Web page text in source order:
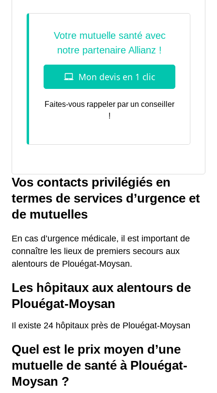
Faites-vous rappeler par un conseiller
!
Vos contacts privilégiés en
termes de services d’urgence et
de mutuelles
En cas d’urgence médicale, il est important de
connaître les lieux de premiers secours aux
alentours de Plouégat-Moysan.
Les hôpitaux aux alentours de
Plouégat-Moysan
Il existe 24 hôpitaux près de Plouégat-Moysan
Quel est le prix moyen d’une
mutuelle de santé à Plouégat-
Moysan ?